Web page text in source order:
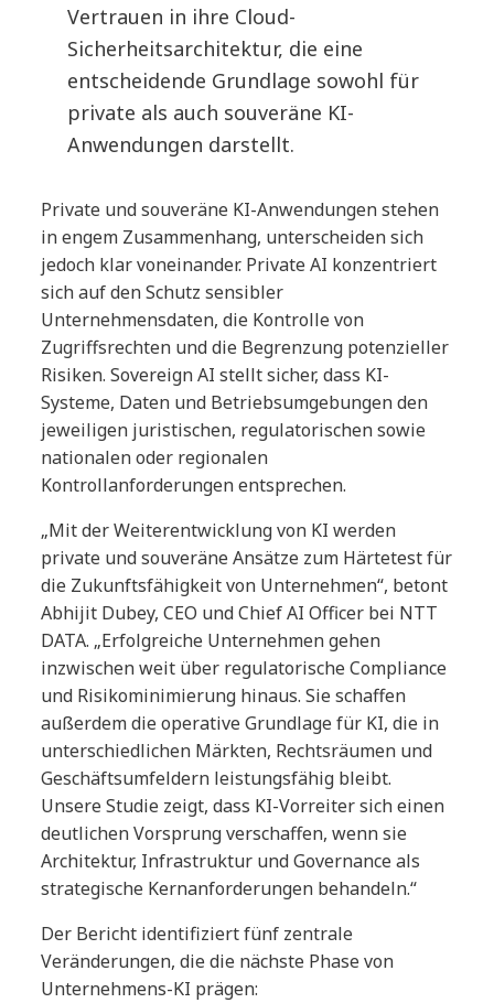
Vertrauen in ihre Cloud-
Sicherheitsarchitektur, die eine
entscheidende Grundlage sowohl für
private als auch souveräne KI-
Anwendungen darstellt.
Private und souveräne KI-Anwendungen stehen
in engem Zusammenhang, unterscheiden sich
jedoch klar voneinander. Private AI konzentriert
sich auf den Schutz sensibler
Unternehmensdaten, die Kontrolle von
Zugriffsrechten und die Begrenzung potenzieller
Risiken. Sovereign AI stellt sicher, dass KI-
Systeme, Daten und Betriebsumgebungen den
jeweiligen juristischen, regulatorischen sowie
nationalen oder regionalen
Kontrollanforderungen entsprechen.
„Mit der Weiterentwicklung von KI werden
private und souveräne Ansätze zum Härtetest für
die Zukunftsfähigkeit von Unternehmen“, betont
Abhijit Dubey, CEO und Chief AI Officer bei NTT
DATA. „Erfolgreiche Unternehmen gehen
inzwischen weit über regulatorische Compliance
und Risikominimierung hinaus. Sie schaffen
außerdem die operative Grundlage für KI, die in
unterschiedlichen Märkten, Rechtsräumen und
Geschäftsumfeldern leistungsfähig bleibt.
Unsere Studie zeigt, dass KI-Vorreiter sich einen
deutlichen Vorsprung verschaffen, wenn sie
Architektur, Infrastruktur und Governance als
strategische Kernanforderungen behandeln.“
Der Bericht identifiziert fünf zentrale
Veränderungen, die die nächste Phase von
Unternehmens-KI prägen: